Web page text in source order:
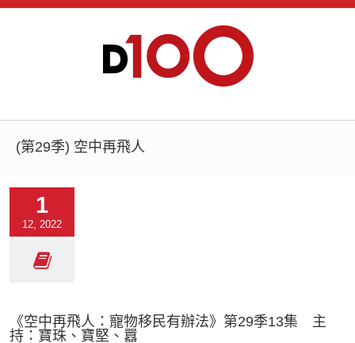
(第29季) 空中再飛人
1
12, 2022
《空中再飛人：寵物移民有辦法》第29季13集 主
持：寶珠、寶堅、囂